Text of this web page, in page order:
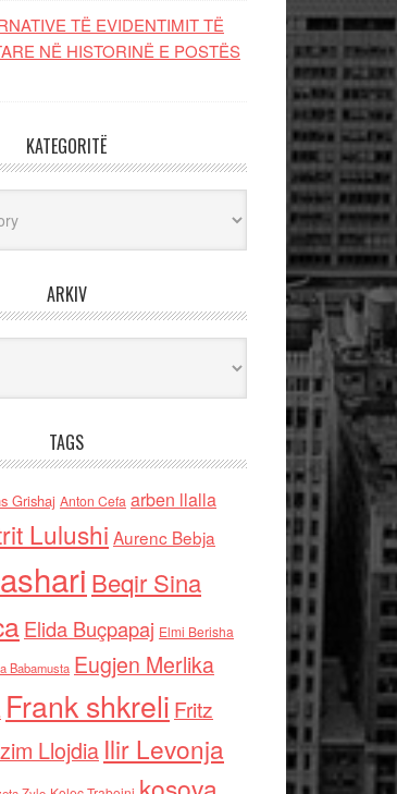
TË EVIDENTIMIT TË
NË HISTORINË E POSTËS
KATEGORITË
ARKIV
TAGS
Grishaj Anton Cefa arben llalla
Lulushi Aurenc Bebja
Beqir Sina
Elida Buçpapaj Elmi Berisha
Babamusta Eugjen Merlika
Frank shkreli Fritz
Llojdia Ilir Levonja